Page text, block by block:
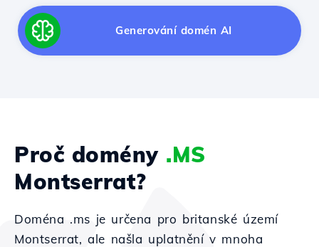
Generování domén AI
Proč domény .MS
Montserrat?
Doména .ms je určena pro britanské území
Montserrat, ale našla uplatnění v mnoha